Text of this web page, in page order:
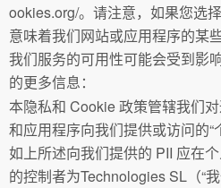
ookies.org/。请注意，如果您选
意味着我们网站或应用程序的某
我们服务的可用性可能会受到影
的更多信息：
本隐私和 Cookie 政策管辖我们
和应用程序向我们提供或访问的“
如上所述向我们提供的 PII 应在
的控制者为Technologies SL（“